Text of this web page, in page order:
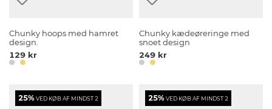
Chunky hoops med hamret
design.
129 kr
Chunky kædeøreringe med
snoet design
249 kr
25%VED KØB AF MINDST 2 25%VED KØB AF MINDST 2